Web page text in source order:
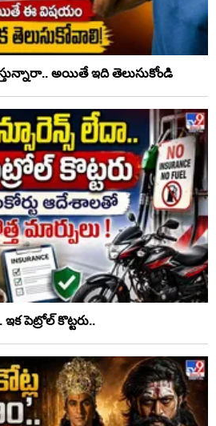
అయితే ఇది తెలుసుకోండి
పెట్రోల్ కొట్టరు..